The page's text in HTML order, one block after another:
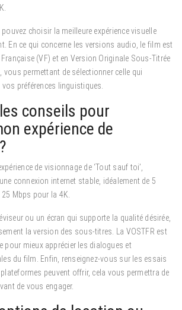
choisir la meilleure expérience visuelle
En ce qui concerne les versions audio, le film est
(VF) et en Version Originale Sous-Titrée
vous permettant de sélectionner celle qui
préférences linguistiques.
conseils pour
expérience de
de visionnage de ‘Tout sauf toi’,
connexion internet stable, idéalement de 5
Mbps pour la 4K.
ou un écran qui supporte la qualité désirée,
la version des sous-titres. La VOSTFR est
pour mieux apprécier les dialogues et
du film. Enfin, renseignez-vous sur les essais
peuvent offrir, cela vous permettra de
de vous engager.